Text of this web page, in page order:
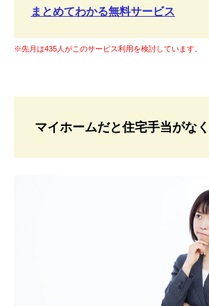
まとめてわかる無料サービス
※先月は435人がこのサービス利用を検討しています。
マイホームだと住宅手当がな